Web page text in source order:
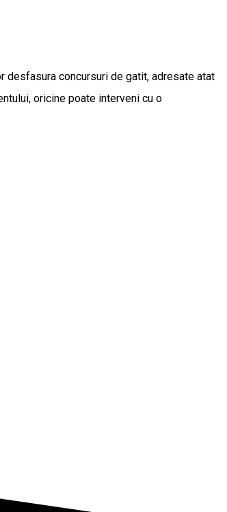
desfasura concursuri de gatit, adresate atat
oricine poate interveni cu o